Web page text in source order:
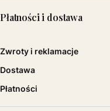
Linki w stopce
Płatności i dostawa
Zwroty i reklamacje
Dostawa
Płatności